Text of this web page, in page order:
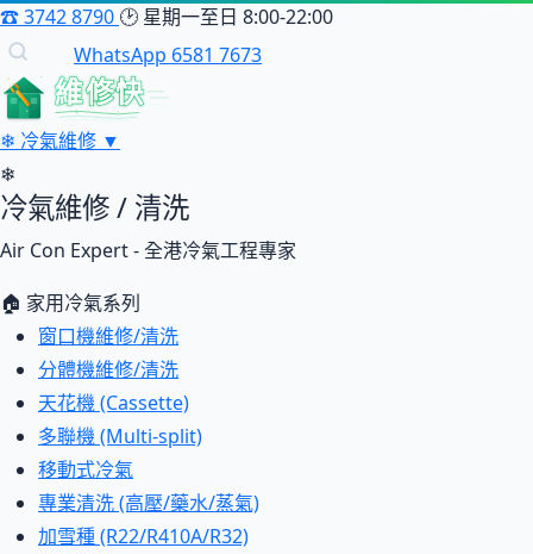
☎3742 8790 🕑 星期一至日 8:00-22:00
WhatsApp 6581 7673
維修快
❄ 冷氣維修 ▼
❄
冷氣維修 / 清洗
Air Con Expert - 全港冷氣工程專家
🏠 家用冷氣系列
窗口機維修/清洗
分體機維修/清洗
天花機 (Cassette)
多聯機 (Multi-split)
移動式冷氣
專業清洗 (高壓/藥水/蒸氣)
加雪種 (R22/R410A/R32)